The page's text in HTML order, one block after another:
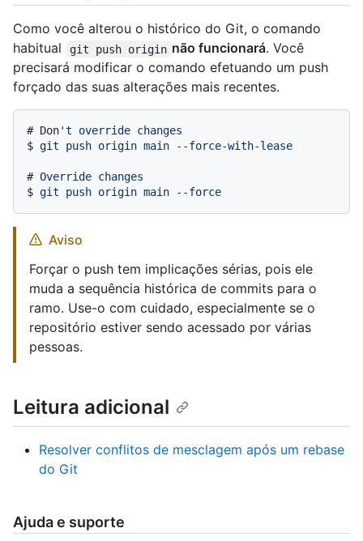
Como você alterou o histórico do Git, o comando
habitual
git push origin não funcionará. Você
precisará modificar o comando efetuando um push
forçado das suas alterações mais recentes.
# Don't override changes
$ git push origin main --force-with-lease
# Override changes
$ git push origin main --force
Aviso
Forçar o push tem implicações sérias, pois ele
muda a sequência histórica de commits para o
ramo. Use-o com cuidado, especialmente se o
repositório estiver sendo acessado por várias
pessoas.
Leitura adicional
Resolver conflitos de mesclagem após um rebase
do Git
Ajuda e suporte